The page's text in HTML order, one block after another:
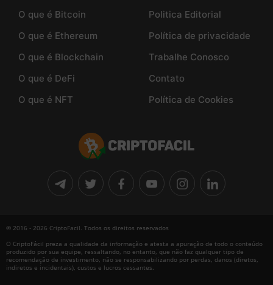
O que é Bitcoin
O que é Ethereum
O que é Blockchain
O que é DeFi
O que é NFT
Politica Editorial
Política de privacidade
Trabalhe Conosco
Contato
Política de Cookies
© 2016 - 2026 CriptoFacil. Todos os direitos reservados
O CriptoFácil preza a qualidade da informação e atesta a apuração de todo o conteúdo
produzido por sua equipe, ressaltando, no entanto, que não faz qualquer tipo de
recomendação de investimento, não se responsabilizando por perdas, danos (diretos,
indiretos e incidentais), custos e lucros cessantes.